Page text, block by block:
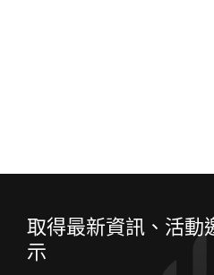
取得最新資訊、活動
示